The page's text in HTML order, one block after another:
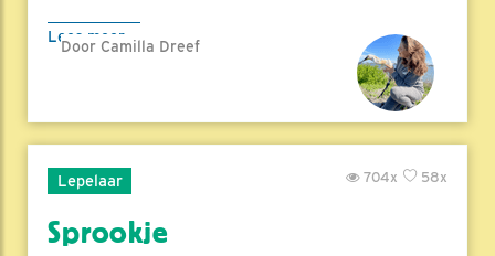
Lees meer
Door Camilla Dreef
Lepelaar 58x
704x
Sprookje